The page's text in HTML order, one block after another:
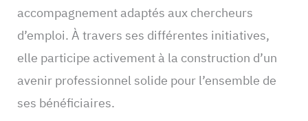
accompagnement adaptés aux chercheurs
d’emploi. À travers ses différentes initiatives,
elle participe activement à la construction d’un
avenir professionnel solide pour l’ensemble de
ses bénéficiaires.